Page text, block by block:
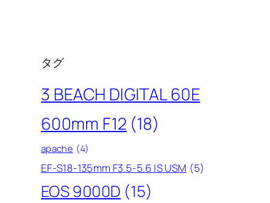
タグ
3 BEACH DIGITAL 60E
600mm F12 (18)
apache (4)
EF-S18-135mm F3.5-5.6 IS USM (5)
EOS 9000D (15)